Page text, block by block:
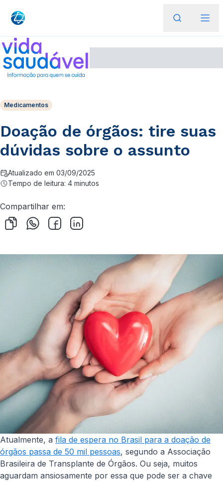
Medicamentos
Doação de órgãos: tire suas
dúvidas sobre o assunto
Atualizado em 03/09/2025
Tempo de leitura: 4 minutos
Compartilhar em:
Atualmente, a fila de espera no Brasil para a doação de
órgãos passa de 50 mil pessoas, segundo a Associação
Brasileira de Transplante de Órgãos. Ou seja, muitos
aguardam ansiosamente por essa que pode ser a chave